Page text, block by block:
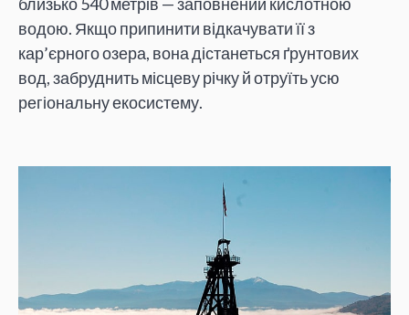
водою. Якщо припинити відкачувати її з
кар’єрного озера, вона дістанеться ґрунтових
вод, забруднить місцеву річку й отруїть усю
регіональну екосистему.